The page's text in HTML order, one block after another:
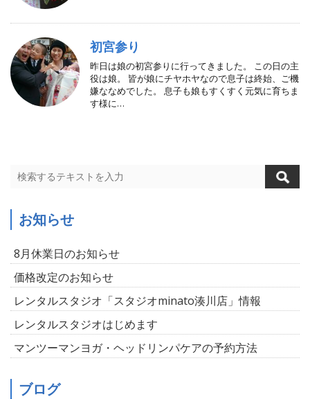
初宮参り
昨日は娘の初宮参りに行ってきました。 この日の主
役は娘。 皆が娘にチヤホヤなので息子は終始、ご機
嫌ななめでした。 息子も娘もすくすく元気に育ちま
す様に…
お知らせ
8月休業日のお知らせ
価格改定のお知らせ
レンタルスタジオ「スタジオminato湊川店」情報
レンタルスタジオはじめます
マンツーマンヨガ・ヘッドリンパケアの予約方法
ブログ